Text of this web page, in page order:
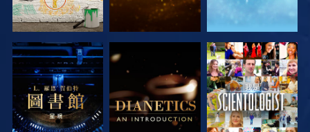
探索系列節目 探索系列節目 觀看